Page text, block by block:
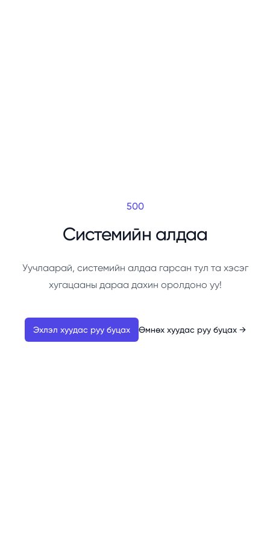
500
Системийн алдаа
Уучлаарай, системийн алдаа гарсан тул та хэсэг
хугацааны дараа дахин оролдоно уу!
Эхлэл хуудас руу буцах Өмнөх хуудас руу буцах →